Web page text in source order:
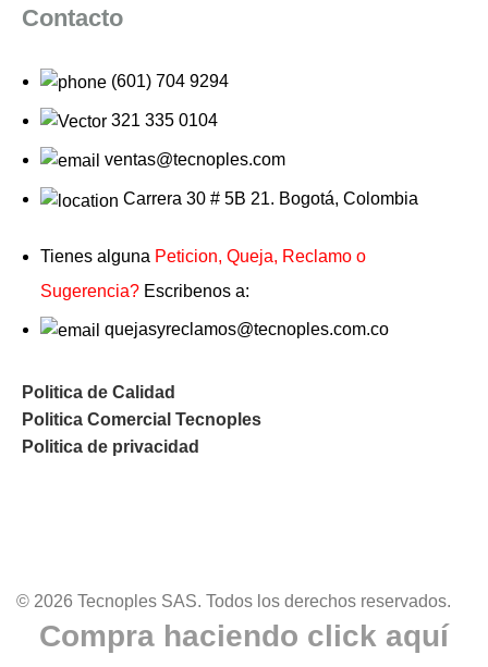
Contacto
(601) 704 9294
321 335 0104
ventas@tecnoples.com
Carrera 30 # 5B 21. Bogotá, Colombia
Tienes alguna Peticion, Queja, Reclamo o
Sugerencia? Escribenos a:
quejasyreclamos@tecnoples.com.co
Politica de Calidad
Politica Comercial Tecnoples
Politica de privacidad
© 2026 Tecnoples SAS. Todos los derechos reservados.
Compra haciendo click aquí